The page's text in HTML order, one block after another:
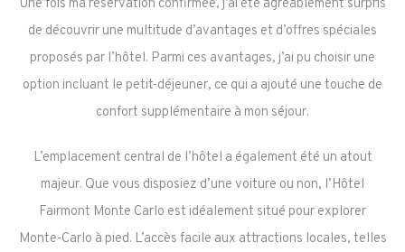
Une fois ma réservation confirmée, j’ai été agréablement surpris
de découvrir une multitude d’avantages et d’offres spéciales
proposés par l’hôtel. Parmi ces avantages, j’ai pu choisir une
option incluant le petit-déjeuner, ce qui a ajouté une touche de
confort supplémentaire à mon séjour.
L’emplacement central de l’hôtel a également été un atout
majeur. Que vous disposiez d’une voiture ou non, l’Hôtel
Fairmont Monte Carlo est idéalement situé pour explorer
Monte-Carlo à pied. L’accès facile aux attractions locales, telles